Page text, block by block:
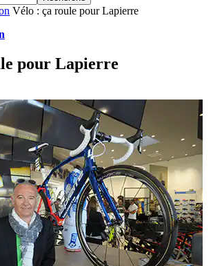
Vélo : ça roule pour Lapierre
pour Lapierre